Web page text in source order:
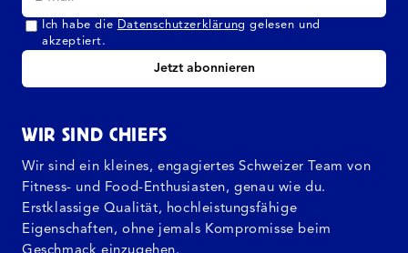
Ich habe die Datenschutzerklärung gelesen und
akzeptiert.
Jetzt abonnieren
WIR SIND CHIEFS
Wir sind ein kleines, engagiertes Schweizer Team von
Fitness- und Food-Enthusiasten, genau wie du.
Erstklassige Qualität, hochleistungsfähige
Eigenschaften, ohne jemals Kompromisse beim